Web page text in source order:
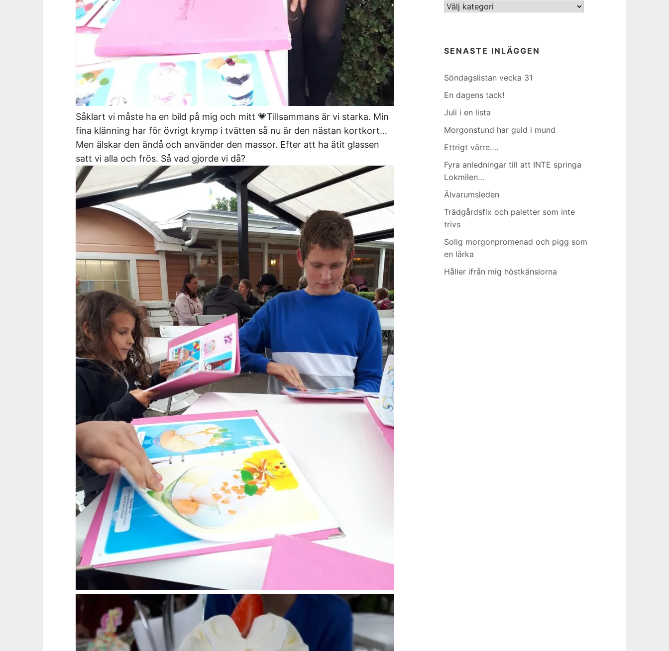
Såklart vi måste ha en bild på mig och mitt 💗Tillsammans är vi starka. Min
fina klänning har för övrigt krymp i tvätten så nu är den nästan kortkort…
Men älskar den ändå och använder den massor. Efter att ha ätit glassen
satt vi alla och frös. Så vad gjorde vi då?
Kategorier
SENASTE INLÄGGEN
Söndagslistan vecka 31
En dagens tack!
Juli i en lista
Morgonstund har guld i mund
Ettrigt värre….
Fyra anledningar till att INTE springa
Lokmilen…
Älvarumsleden
Trädgårdsfix och paletter som inte
trivs
Solig morgonpromenad och pigg som
en lärka
Håller ifrån mig höstkänslorna